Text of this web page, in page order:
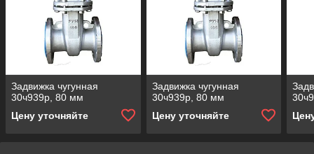
Задвижка чугунная
30ч939р, 80 мм
Цену уточняйте
Задвижка чугунная
30ч939р, 80 мм
Цену уточняйте